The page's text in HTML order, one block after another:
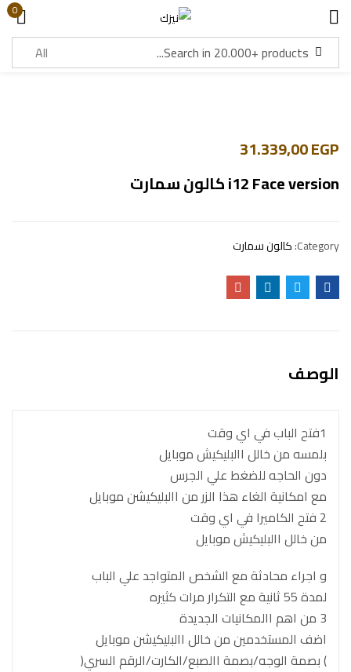
0
31.339,00EGP
i12 Face version كالون سمارت
Category: كالون سمارت
الوصف
1فتح الباب في اي وقت
بلمسه من خالل االبليكيش موبايل
دون الحاجه للضغط علي الجرس
مع امكانية الغاء هذا الزر من االبليكيشن موبايل
2 فتح الكاميرا في اي وقت
من خالل االبليكيش موبايل
و اجراء محادثة مع الشخص المتواجد علي الباب
لمدة 55 ثانية مع التكرار مرات كثيره
3 من اهم االمكانيات الجديدة
اضف المستخدمين من خالل االبليكيشن موبايل
) بصمة الوجه/بصمة االصبع/الكارت/الرقم السري(
Sign in
Remember me
Log in